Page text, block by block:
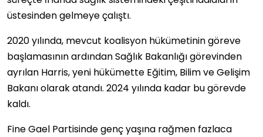
üstesinden gelmeye çalıştı.
2020 yılında, mevcut koalisyon hükümetinin göreve
başlamasının ardından Sağlık Bakanlığı görevinden
ayrılan Harris, yeni hükümette Eğitim, Bilim ve Gelişim
Bakanı olarak atandı. 2024 yılında kadar bu görevde
kaldı.
Fine Gael Partisinde genç yaşına rağmen fazlaca